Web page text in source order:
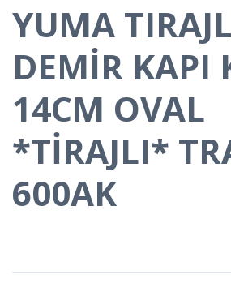
YUMA
DEMİR KAPI
14CM OVAL
*TİRAJLI*
600AK